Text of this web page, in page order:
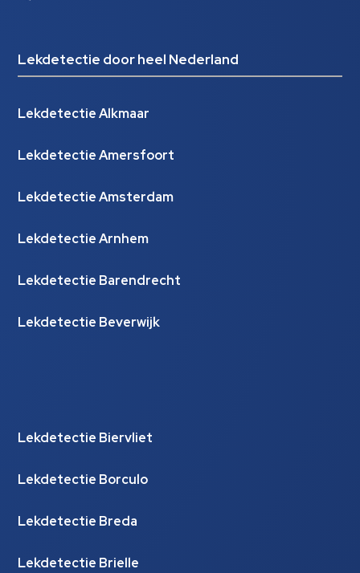
Lekdetectie door heel Nederland
Lekdetectie Alkmaar
Lekdetectie Amersfoort
Lekdetectie Amsterdam
Lekdetectie Arnhem
Lekdetectie Barendrecht
Lekdetectie Beverwijk
Lekdetectie Biervliet
Lekdetectie Borculo
Lekdetectie Breda
Lekdetectie Brielle